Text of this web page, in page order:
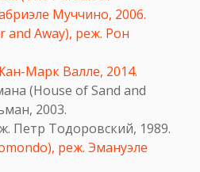
Муччино, 2006.
and Away), реж. Рон
Марк Валле, 2014.
(House of Sand and
2003.
Петр Тодоровский, 1989.
реж. Эмануэле